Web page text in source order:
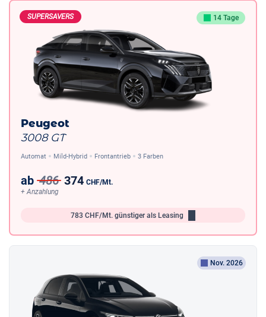
SUPERSAVERS 14 Tage
Peugeot
3008 GT
Automat Mild-Hybrid Frontantrieb 3 Farben
ab 486 374 CHF/Mt.
+ Anzahlung
783 CHF/Mt. günstiger als Leasing
Nov. 2026